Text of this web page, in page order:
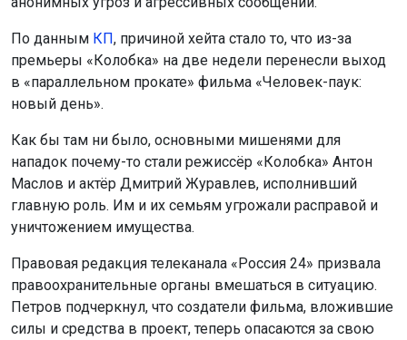
По данным КП, причиной хейта стало то, что из-за
премьеры «Колобка» на две недели перенесли выход
в «параллельном прокате» фильма «Человек-паук:
новый день».
Как бы там ни было, основными мишенями для
нападок почему-то стали режиссёр «Колобка» Антон
Маслов и актёр Дмитрий Журавлев, исполнивший
главную роль. Им и их семьям угрожали расправой и
уничтожением имущества.
Правовая редакция телеканала «Россия 24» призвала
правоохранительные органы вмешаться в ситуацию.
Петров подчеркнул, что создатели фильма, вложившие
силы и средства в проект, теперь опасаются за свою